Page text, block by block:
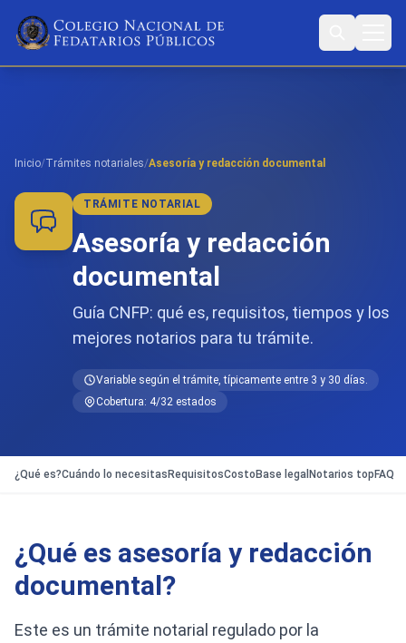
Inicio/Trámites notariales/Asesoría y redacción documental
TRÁMITE NOTARIAL
Asesoría y redacción
documental
Guía CNFP: qué es, requisitos, tiempos y los
mejores notarios para tu trámite.
Variable según el trámite, típicamente entre 3 y 30 días.
Cobertura: 4/32 estados
¿Qué es?Cuándo lo necesitas RequisitosCosto Base legal Notarios top FAQ
¿Qué es asesoría y redacción
documental?
Este es un trámite notarial regulado por la